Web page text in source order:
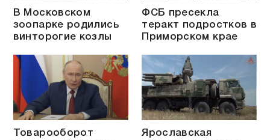
В Московском
зоопарке родились
винторогие козлы
ФСБ пресекла
теракт подростков в
Приморском крае
Товарооборот
Ярославская